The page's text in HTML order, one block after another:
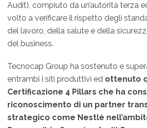
Audit), compiuto da un’autorità terza
volto a verificare il rispetto degli
del lavoro, della salute e della
del business.
Tecnocap Group ha sostenuto e
entrambi i siti produttivi ed ottenuto
Certificazione 4 Pillars che ha
riconoscimento di un partner
strategico come Nestlè